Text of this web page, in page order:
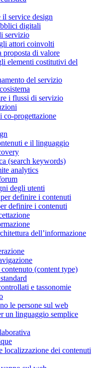
il service design
digitali
servizio
attori coinvolti
proposta di valore
elementi costitutivi del
del servizio
i flussi di servizio
co-progettazione
e il linguaggio
(search keywords)
analytics
degli utenti
definire i contenuti
definire i contenuti
dell’informazione
(content type)
e tassonomie
le persone sul web
un linguaggio semplice
localizzazione dei contenuti